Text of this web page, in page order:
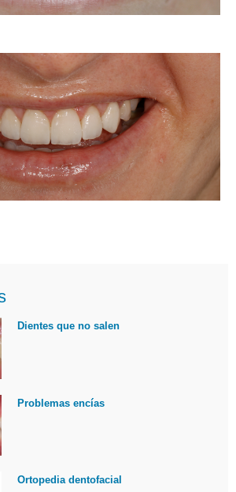
Dientes que no salen
Problemas encías
Ortopedia dentofacial